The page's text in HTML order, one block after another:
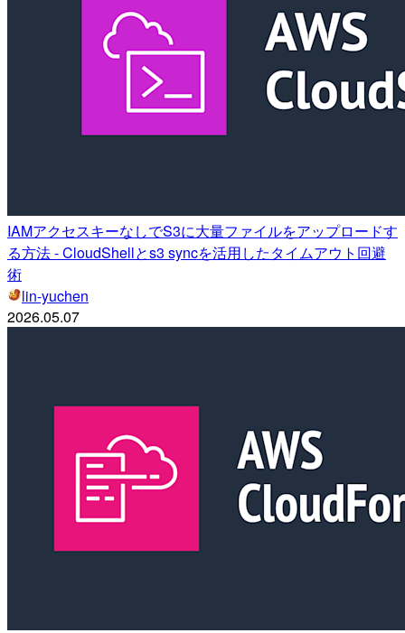
IAMアクセスキーなしでS3に大量ファイルをアップロードす
る方法 - CloudShellとs3 syncを活用したタイムアウト回避
術
lin-yuchen
2026.05.07